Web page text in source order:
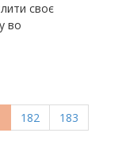
своє
во
Page
182 Page
183